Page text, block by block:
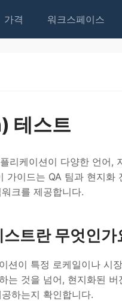
가격 워크스페이스
테스트
리케이션이 다양한 언어,
가이드는 QA 팀과 현지
크를 제공합니다.
트란 무엇인가
션이 특정 로케일이나 시
는 것을 넘어, 현지화된
하는지 확인합니다.